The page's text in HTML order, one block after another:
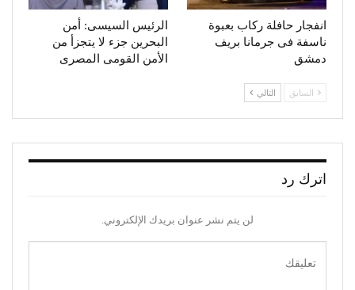
انفجار حافلة ركاب بعبوة
ناسفة فى جرمانا بريف
دمشق
الرئيس السيسى: أمن
البحرين جزء لا يتجزأ من
الأمن القومى المصرى
السابق التالي
اترك رد
لن يتم نشر عنوان بريدك الإلكتروني.